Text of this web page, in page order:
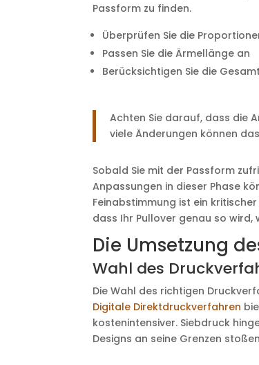
Passform zu finden.
Überprüfen Sie die
Passen Sie die Ärmellänge an
Berücksichtigen Sie die
Achten Sie darauf, dass die
viele Änderungen können
Sobald Sie mit der Passform
Anpassungen in dieser Phase
Feinabstimmung ist ein
dass Ihr Pullover genau so wird,
Die Umsetzung
Wahl des
Die Wahl des richtigen
Digitale Direktdruckverfahren
kostenintensiver. Siebdruck
Designs an seine Grenzen